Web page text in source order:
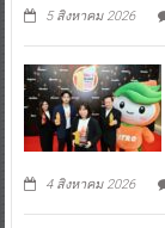
5 สิงหาคม 2026
4 สิงหาคม 2026